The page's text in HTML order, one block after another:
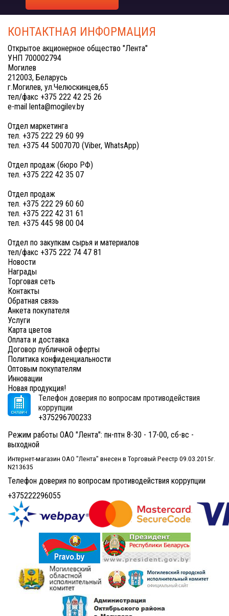
КОНТАКТНАЯ ИНФОРМАЦИЯ
Открытое акционерное общество "Лента"
УНП 700002794
Могилев
212003, Беларусь
г.Могилев, ул.Челюскинцев,65
тел/факс +375 222 42 25 26
e-mail lenta@mogilev.by
Отдел маркетинга
тел. +375 222 29 60 99
тел. +375 44 5007070 (Viber, WhatsApp)
Отдел продаж (бюро РФ)
тел. +375 222 42 35 07
Отдел продаж
тел. +375 222 29 60 60
тел. +375 222 42 31 61
тел. +375 445 98 00 04
Отдел по закупкам сырья и материалов
тел/факс +375 222 74 47 81
Новости
Награды
Торговая сеть
Контакты
Обратная связь
Анкета покупателя
Услуги
Карта цветов
Оплата и доставка
Договор публичной оферты
Политика конфиденциальности
Оптовым покупателям
Инновации
Новая продукция!
Телефон доверия по вопросам противодействия
коррупции
+375296700233
Режим работы ОАО "Лента": пн-птн 8-30 - 17-00, сб-вс -
выходной
Интернет-магазин ОАО "Лента" внесен в Торговый Реестр 09.03.2015г.
N213635
Телефон доверия по вопросам противодействия коррупции
+375222296055